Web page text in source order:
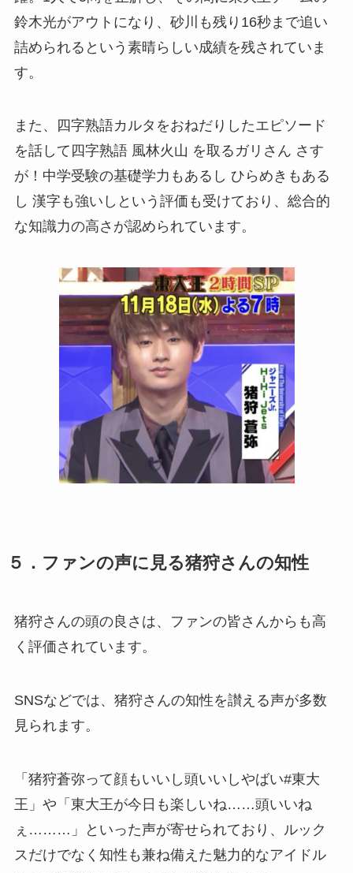
鈴木光がアウトになり、砂川も残り16秒まで追い
詰められるという素晴らしい成績を残されていま
す。
また、四字熟語カルタをおねだりしたエピソード
を話して四字熟語 風林火山 を取るガリさん さす
が！中学受験の基礎学力もあるし ひらめきもある
し 漢字も強いしという評価も受けており、総合的
な知識力の高さが認められています。
５．ファンの声に見る猪狩さんの知性
猪狩さんの頭の良さは、ファンの皆さんからも高
く評価されています。
SNSなどでは、猪狩さんの知性を讃える声が多数
見られます。
「猪狩蒼弥って顔もいいし頭いいしやばい#東大
王」や「東大王が今日も楽しいね……頭いいね
ぇ………」といった声が寄せられており、ルック
スだけでなく知性も兼ね備えた魅力的なアイドル